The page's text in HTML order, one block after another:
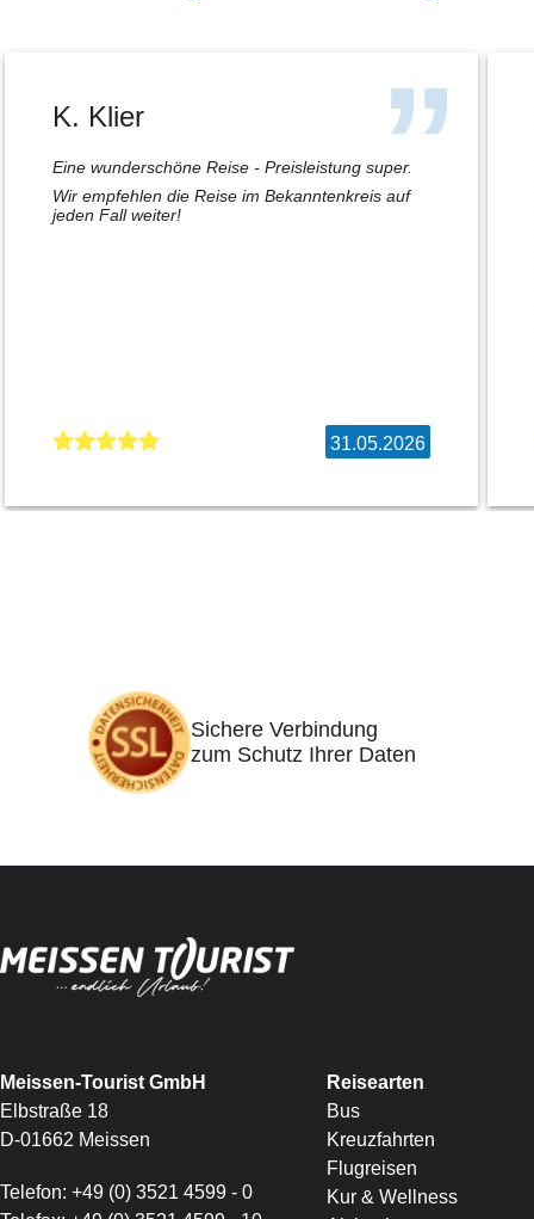
K. Klier
Eine wunderschöne Reise - Preisleistung super.
Wir empfehlen die Reise im Bekanntenkreis auf
jeden Fall weiter!
31.05.2026
Sichere Verbindung
zum Schutz Ihrer Daten
Meissen-Tourist GmbH
Elbstraße 18
D-01662 Meissen
Telefon: +49 (0) 3521 4599 - 0
Reisearten
Bus
Kreuzfahrten
Flugreisen
Kur & Wellness